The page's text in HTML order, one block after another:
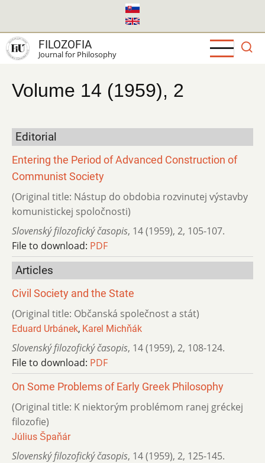
main
content
FILOZOFIA
Journal for Philosophy
Volume 14 (1959), 2
Editorial
Entering the Period of Advanced Construction of
Communist Society
(Original title: Nástup do obdobia rozvinutej výstavby
komunistickej spoločnosti)
Slovenský filozofický časopis, 14 (1959), 2, 105-107.
File to download: PDF
Articles
Civil Society and the State
(Original title: Občanská společnost a stát)
Eduard Urbánek, Karel Michňák
Slovenský filozofický časopis, 14 (1959), 2, 108-124.
File to download: PDF
On Some Problems of Early Greek Philosophy
(Original title: K niektorým problémom ranej gréckej
filozofie)
Július Špaňár
Slovenský filozofický časopis, 14 (1959), 2, 125-145.